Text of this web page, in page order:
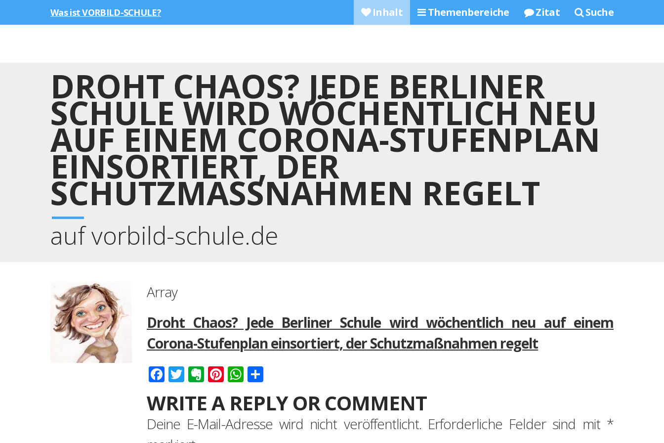
Was ist VORBILD-SCHULE? Inhalt Themenbereiche Zitat Suche
DROHT CHAOS? JEDE BERLINER
SCHULE WIRD WÖCHENTLICH NEU
AUF EINEM CORONA-STUFENPLAN
EINSORTIERT, DER
SCHUTZMASSNAHMEN REGELT
auf vorbild-schule.de
Array
Droht Chaos? Jede Berliner Schule wird wöchentlich neu auf einem
Corona-Stufenplan einsortiert, der Schutzmaßnahmen regelt
Facebook
Twitter
Evernote
Pinterest
WhatsApp
WRITE A REPLY OR COMMENT
Deine E-Mail-Adresse wird nicht veröffentlicht. Erforderliche Felder sind mit *